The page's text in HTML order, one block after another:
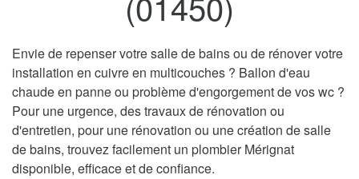
Envie de repenser votre salle de bains ou de rénover votre
installation en cuivre en multicouches ? Ballon d'eau
chaude en panne ou problème d'engorgement de vos wc ?
Pour une urgence, des travaux de rénovation ou
d'entretien, pour une rénovation ou une création de salle
de bains, trouvez facilement un plombier Mérignat
disponible, efficace et de confiance.